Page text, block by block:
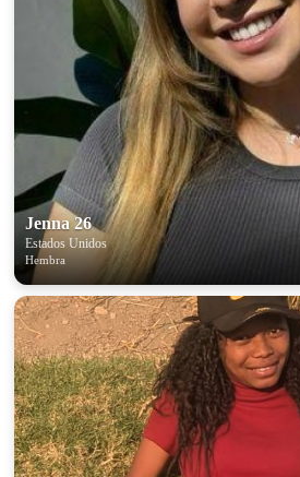
Jenna 26
Estados Unidos
Hembra